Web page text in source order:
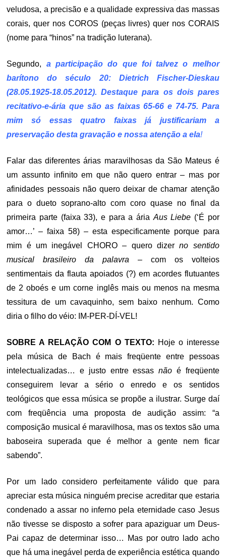
veludosa, a precisão e a qualidade expressiva das massas
corais, quer nos COROS (peças livres) quer nos CORAIS
(nome para “hinos” na tradição luterana).
Segundo, a participação do que foi talvez o melhor
barítono do século 20: Dietrich Fischer-Dieskau
(28.05.1925-18.05.2012). Destaque para os dois pares
recitativo-e-ária que são as faixas 65-66 e 74-75. Para
mim só essas quatro faixas já justificariam a
preservação desta gravação e nossa atenção a ela!
Falar das diferentes árias maravilhosas da São Mateus é
um assunto infinito em que não quero entrar – mas por
afinidades pessoais não quero deixar de chamar atenção
para o dueto soprano-alto com coro quase no final da
primeira parte (faixa 33), e para a ária Aus Liebe (‘É por
amor…’ – faixa 58) – esta especificamente porque para
mim é um inegável CHORO – quero dizerno sentido
musical brasileiro da palavra – com os volteios
sentimentais da flauta apoiados (?) em acordes flutuantes
de 2 oboés e um corne inglês mais ou menos na mesma
tessitura de um cavaquinho, sem baixo nenhum. Como
diria o filho do véio: IM-PER-DÍ-VEL!
SOBRE A RELAÇÃO COM O TEXTO: Hoje o interesse
pela música de Bach é mais freqüente entre pessoas
intelectualizadas… e justo entre essasnão é freqüente
conseguirem levar a sério o enredo e os sentidos
teológicos que essa música se propõe a ilustrar. Surge daí
com freqüência uma proposta de audição assim: “a
composição musical é maravilhosa, mas os textos são uma
baboseira superada que é melhor a gente nem ficar
sabendo”.
Por um lado considero perfeitamente válido que para
apreciar esta música ninguém precise acreditar que estaria
condenado a assar no inferno pela eternidade caso Jesus
não tivesse se disposto a sofrer para apaziguar um Deus-
Pai capaz de determinar isso… Mas por outro lado acho
que há uma inegável perda de experiência estética quando